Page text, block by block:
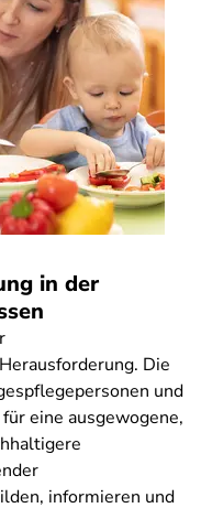
in der
Die
und
eine ausgewogene,
informieren und